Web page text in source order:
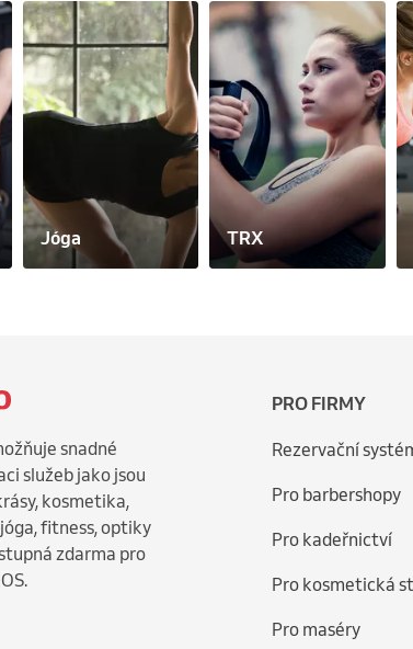
Jóga TRX
snadné
služeb jako jsou
kosmetika,
fitness, optiky
zdarma pro
PRO FIRMY
Rezervační
Pro barbershopy
Pro kadeřnictví
Pro kosmetická
Pro maséry